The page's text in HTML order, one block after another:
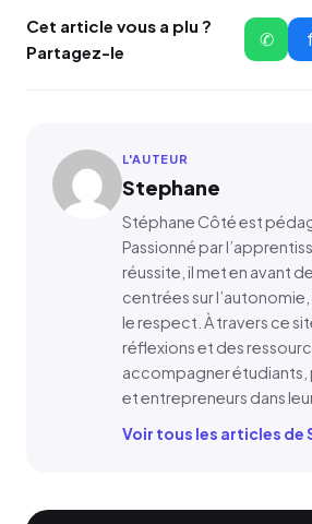
Cet article vous a plu ?
Partagez-le
✆
L'AUTEUR
Stephane
Stéphane Côté est
Passionné par
réussite, il met en avant
centrées sur
le respect. À travers ce
réflexions et des
accompagner étudiants,
et entrepreneurs dans
Voir tous les articles de